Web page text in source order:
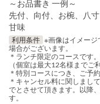
～お品書き 一例～
先付、向付、お椀、八
甘味
利用条件 ※画像はイメージ
場合がございます。
＊ランチ限定のコースです
（個室は最大12名様までご
＊特別コースにつき、ご予
＊キャンセル料に関しまし
でとさせて頂きます。以降
す。